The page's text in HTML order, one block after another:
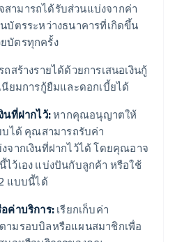
ามารถได้รับส่วนแบ่งจากค่า
บัตรระหว่างธนาคารที่เกิดขึ้น
บัตรทุกครั้ง
สร้างรายได้ด้วยการเสนอเงินกู้
นียมการกู้ยืมและดอกเบี้ยได้
นที่ฝากไว้:หากคุณอนุญาตให้
บได้ คุณสามารถรับค่า
จากเงินที่ฝากไว้ได้ โดยคุณอาจ
ว้เอง แบ่งปันกับลูกค้า หรือใช้
แบบนี้ได้
ค่าบริการ: เรียกเก็บค่า
ามรอบบิลหรือแผนสมาชิกเพื่อ